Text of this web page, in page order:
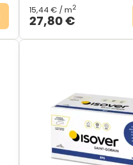
27,80 €
15,44 € / m2